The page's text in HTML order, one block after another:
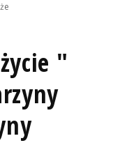
"